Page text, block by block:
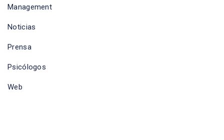
Management
Noticias
Prensa
Psicólogos
Web